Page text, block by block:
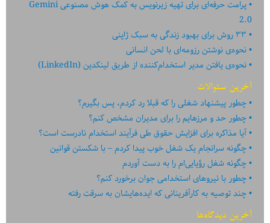
پرامت حرفه‌ای برای تهیه زیرنویس به کمک هوش مصنوعی Gemini
2.0
۳۳ روش برای بهبود زندگی به سبک ژاپنی
نحوه‌ی نوشتن رزومه‌ای با لحن انسانی
نحوه‌ی یافتن مدیر استخدام‌کننده از طریق لینکدین (LinkedIn)
آخرین سئوالات
چطور پیشنهاد شغلی را که قبلا رد کردم، پس بگیرم؟
چطور حد و مرزهایم را برای مدیران مشخص کنم؟
آیا مذاکره برای افزایش حقوق طی فرآیند استخدام نادرست است؟
چگونه سرانجام یک شغل خوب پیدا کردم – با شکستن قوانین
چگونه شغل رؤیایی‌ام را به دست آوردم
چطور با نیروهای استخدامی جوان برخورد کنم؟
چند توصیه به کارآفرینانی که ایده‏‏‌‏‏‌هایشان به سرقت رفته
آخرین دیدگاه‌ها